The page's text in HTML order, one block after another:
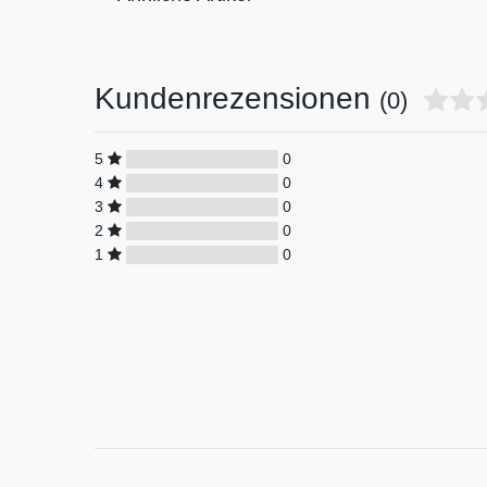
Kundenrezensionen (0)
5
0
4
0
3
0
2
0
1
0